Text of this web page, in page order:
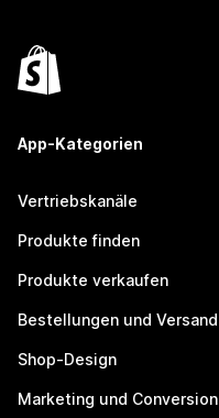
App-Kategorien
Vertriebskanäle
Produkte finden
Produkte verkaufen
Bestellungen und Versand
Shop-Design
Marketing und Conversion